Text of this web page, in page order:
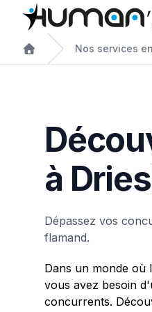
Nos services
à
Dépassez vos
flamand.
Dans un monde où
vous avez besoin
concurrents.